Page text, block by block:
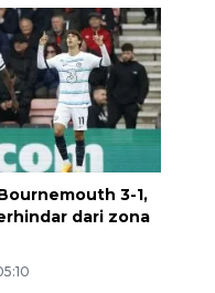
3-1,
dari zona